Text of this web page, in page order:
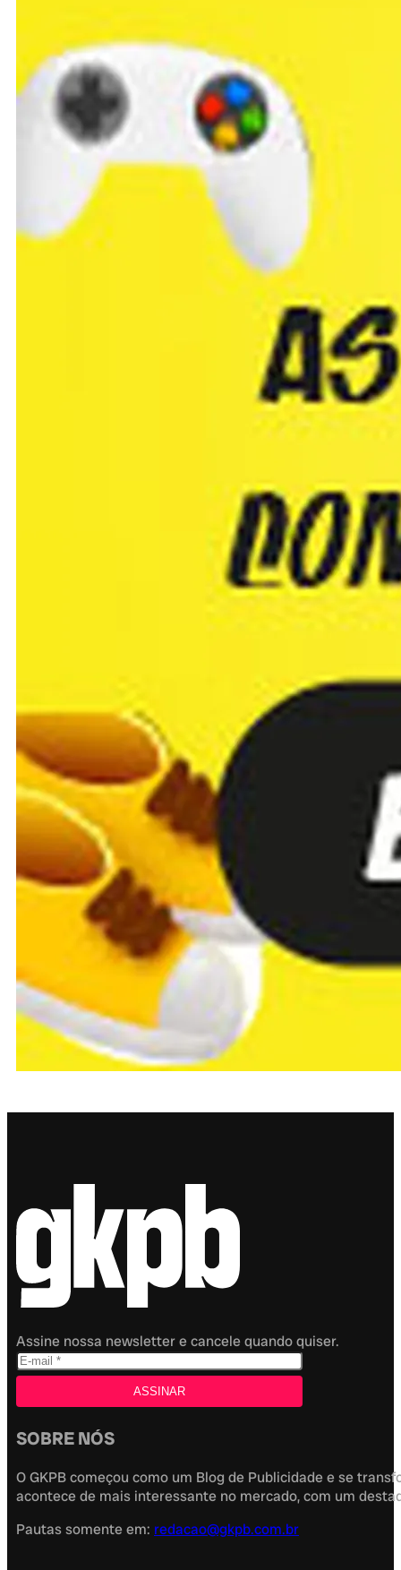
Assine nossa newsletter e cancele quando quiser.
SOBRE NÓS
O GKPB começou como um Blog de Publicidade e se
acontece de mais interessante no mercado, com um
Pautas somente em: redacao@gkpb.com.br